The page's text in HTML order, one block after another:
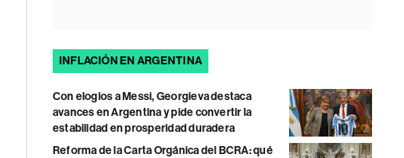
INFLACIÓN EN ARGENTINA
Con elogios a Messi, Georgieva destaca
avances en Argentina y pide convertir la
estabilidad en prosperidad duradera
Reforma de la Carta Orgánica del BCRA: qué